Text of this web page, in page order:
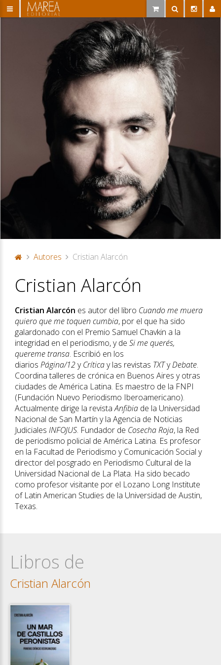
or
ta
a
Autores Cristian Alarcón
Cristian Alarcón
Cristian Alarcón es autor del libro Cuando me muera
quiero que me toquen cumbia, por el que ha sido
galardonado con el Premio Samuel Chavkin a la
integridad en el periodismo, y de Si me querés,
quereme transa. Escribió en los
diarios Página/12yCríticay las revistas TXTyDebate.
Coordina talleres de crónica en Buenos Aires y otras
ciudades de América Latina. Es maestro de la FNPI
(Fundación Nuevo Periodismo Iberoamericano).
Actualmente dirige la revistaAnfibia de la Universidad
Nacional de San Martín y la Agencia de Noticias
Judiciales INFOJUS. Fundador de Cosecha Roja, la Red
de periodismo policial de América Latina. Es profesor
en la Facultad de Periodismo y Comunicación Social y
director del posgrado en Periodismo Cultural de la
Universidad Nacional de La Plata. Ha sido becado
como profesor visitante por el Lozano Long Institute
of Latin American Studies de la Universidad de Austin,
Texas.
Libros de
Cristian Alarcón